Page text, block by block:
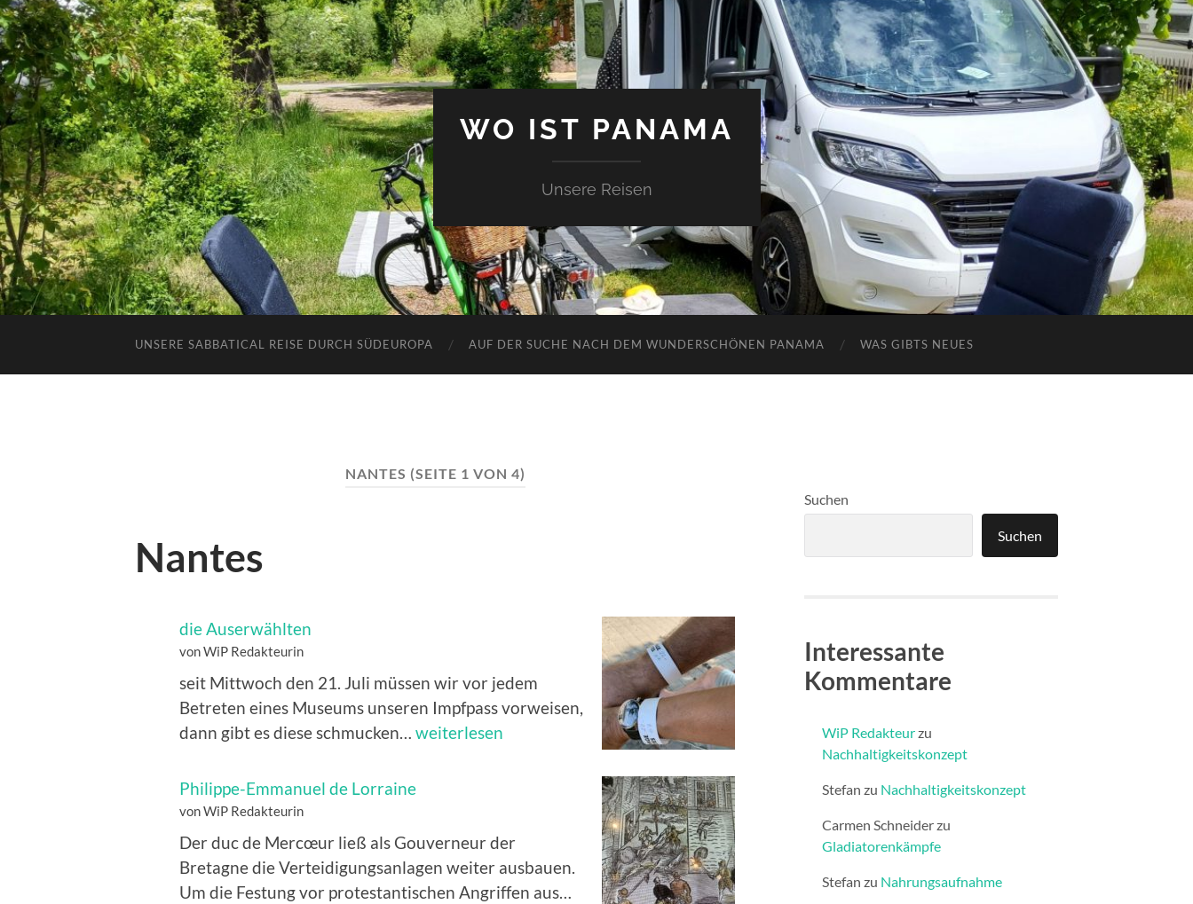
WO IST PANAMA
Unsere Reisen
UNSERE SABBATICAL REISE DURCH SÜDEUROPA AUF DER SUCHE NACH DEM WUNDERSCHÖNEN PANAMA WAS GIBTS NEUES
NANTES (SEITE 1 VON 4)
Nantes
die Auserwählten
von WiP Redakteurin
seit Mittwoch den 21. Juli müssen wir vor jedem
Betreten eines Museums unseren Impfpass vorweisen,
dann gibt es diese schmucken… die
weiterlesen
Philippe-Emmanuel de Lorraine
von WiP Redakteurin
Der duc de Mercœur ließ als Gouverneur der
Bretagne die Verteidigungsanlagen weiter ausbauen.
Um die Festung vor protestantischen Angriffen aus…
Philippe-
Suchen
Suchen
Interessante
Kommentare
WiP Redakteurzu
Nachhaltigkeitskonzept
Stefan zu Nachhaltigkeitskonzept
Carmen Schneiderzu
Gladiatorenkämpfe
Stefan zu Nahrungsaufnahme